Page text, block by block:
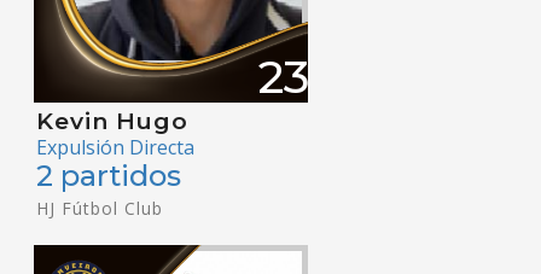
23
Kevin Hugo
Expulsión Directa
2 partidos
HJ Fútbol Club